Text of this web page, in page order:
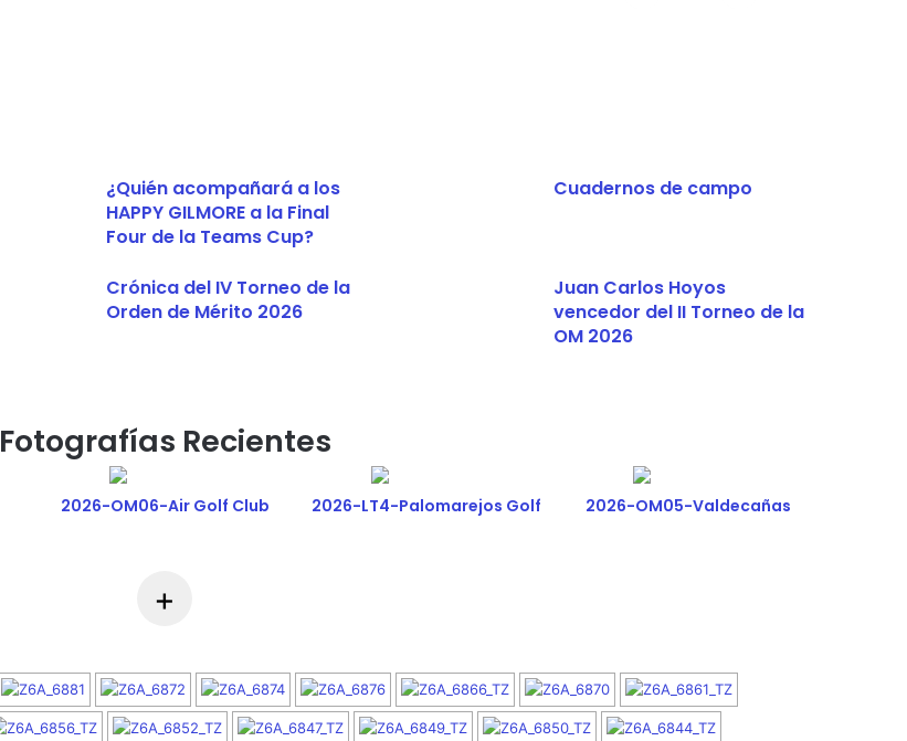
¿Quién acompañará a los
HAPPY GILMORE a la Final
Four de la Teams Cup?
Cuadernos de campo
Crónica del IV Torneo de la
Orden de Mérito 2026
Juan Carlos Hoyos
vencedor del II Torneo de la
OM 2026
Fotografías Recientes
2026-OM06-Air Golf Club 2026-LT4-Palomarejos Golf 2026-OM05-Valdecañas
+